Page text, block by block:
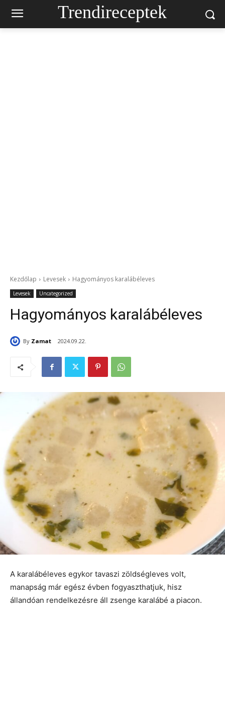
Trendireceptek
Kezdőlap Levesek Hagyományos karalábéleves
Levesek Uncategorized
Hagyományos karalábéleves
By Zamat 2024.09.22.
A karalábéleves egykor tavaszi zöldségleves volt,
manapság már egész évben fogyaszthatjuk, hisz
állandóan rendelkezésre áll zsenge karalábé a piacon.